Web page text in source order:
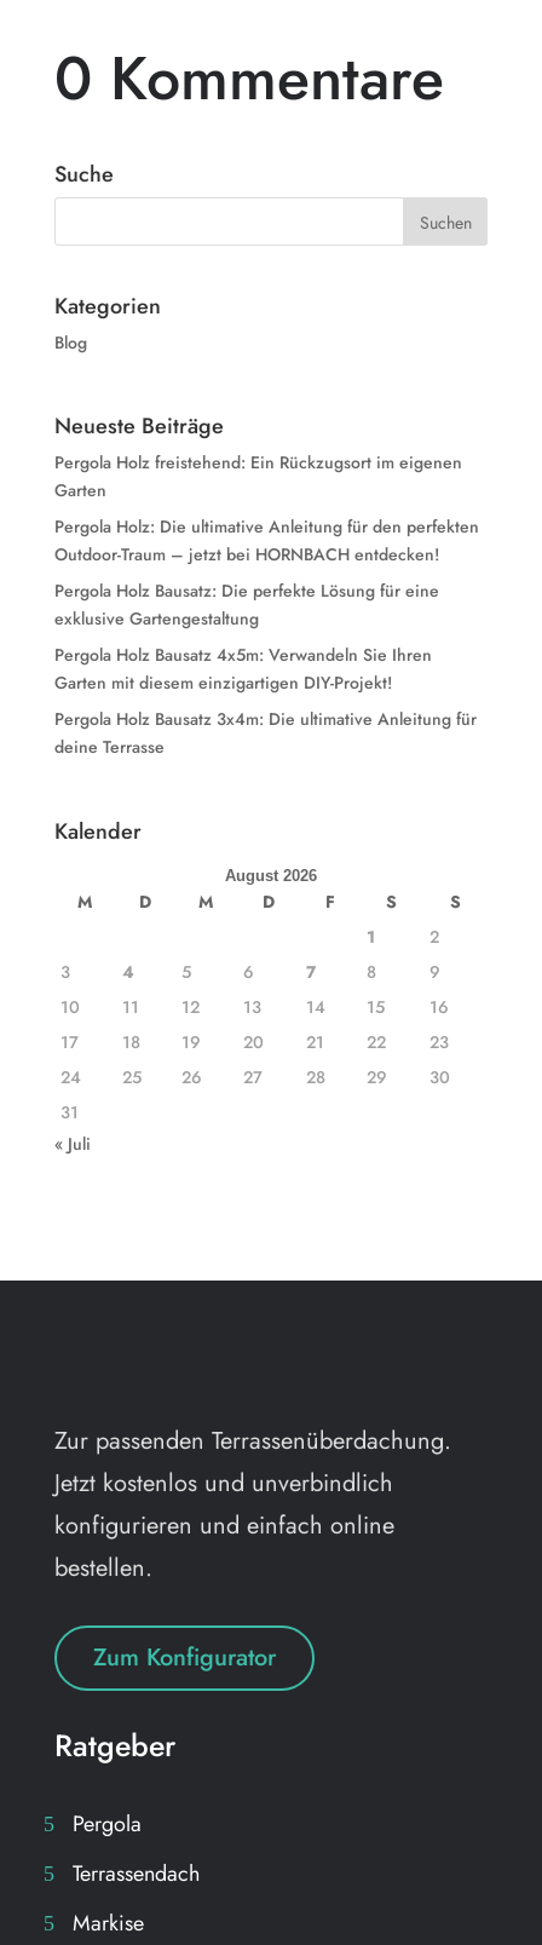
0 Kommentare
Suche
Kategorien
Blog
Neueste Beiträge
Pergola Holz freistehend: Ein Rückzugsort im eigenen
Garten
Pergola Holz: Die ultimative Anleitung für den perfekten
Outdoor-Traum – jetzt bei HORNBACH entdecken!
Pergola Holz Bausatz: Die perfekte Lösung für eine
exklusive Gartengestaltung
Pergola Holz Bausatz 4x5m: Verwandeln Sie Ihren
Garten mit diesem einzigartigen DIY-Projekt!
Pergola Holz Bausatz 3x4m: Die ultimative Anleitung für
deine Terrasse
Kalender
August 2026
M D M D F S
S
1
2
3
4 5 6 7 8
9
10
11 12 13 14 15
16
17
18 19 20 21 22
23
24
25 26 27 28 29
30
31
« Juli
Zur passenden Terrassenüberdachung.
Jetzt kostenlos und unverbindlich
konfigurieren und einfach online
bestellen.
Zum Konfigurator
Ratgeber
Pergola
Terrassendach
Markise